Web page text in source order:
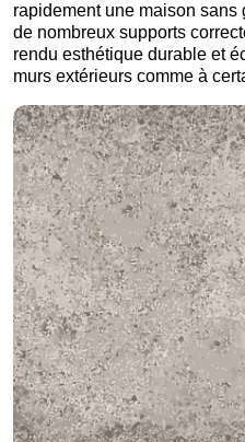
rapidement une maison
de nombreux supports
rendu esthétique durable et
murs extérieurs comme à